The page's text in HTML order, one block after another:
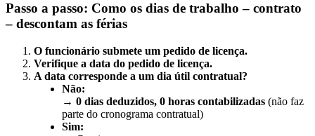
Passo a passo: Como os dias de trabalho – contrato
– descontam as férias
O funcionário submete um pedido de licença.
Verifique a data do pedido de licença.
A data corresponde a um dia útil contratual?
Não:
→ 0 dias deduzidos, 0 horas contabilizadas (não faz
parte do cronograma contratual)
Sim: